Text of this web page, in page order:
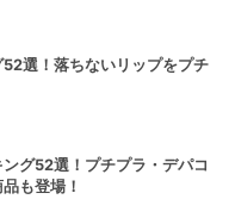
選！落ちないリップをプチ
グ52選！プチプラ・デパコ
も登場！